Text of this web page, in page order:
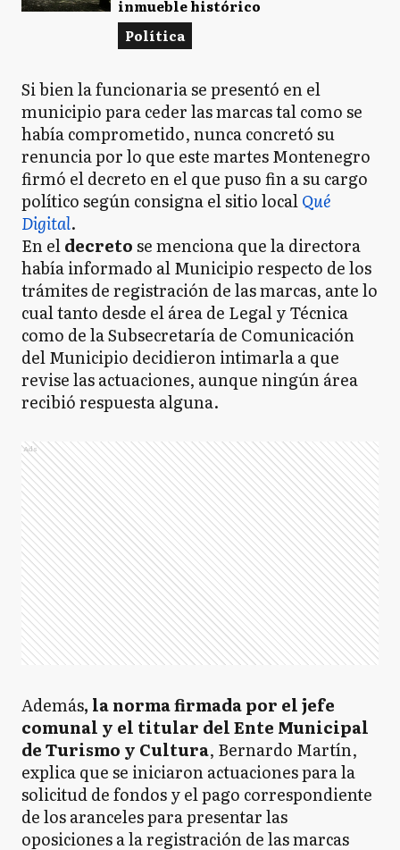
inmueble histórico
Política
Si bien la funcionaria se presentó en el
municipio para ceder las marcas tal como se
había comprometido, nunca concretó su
renuncia por lo que este martes Montenegro
firmó el decreto en el que puso fin a su cargo
político según consigna el sitio localQué
Digital.
En eldecretose menciona que la directora
había informado al Municipio respecto de los
trámites de registración de las marcas, ante lo
cual tanto desde el área de Legal y Técnica
como de la Subsecretaría de Comunicación
del Municipio decidieron intimarla a que
revise las actuaciones, aunque ningún área
recibió respuesta alguna.
Ads
Además, la norma firmada por el jefe
comunal y el titular del Ente Municipal
de Turismo y Cultura, Bernardo Martín,
explica que se iniciaron actuaciones para la
solicitud de fondos y el pago correspondiente
de los aranceles para presentar las
oposiciones a la registración de las marcas